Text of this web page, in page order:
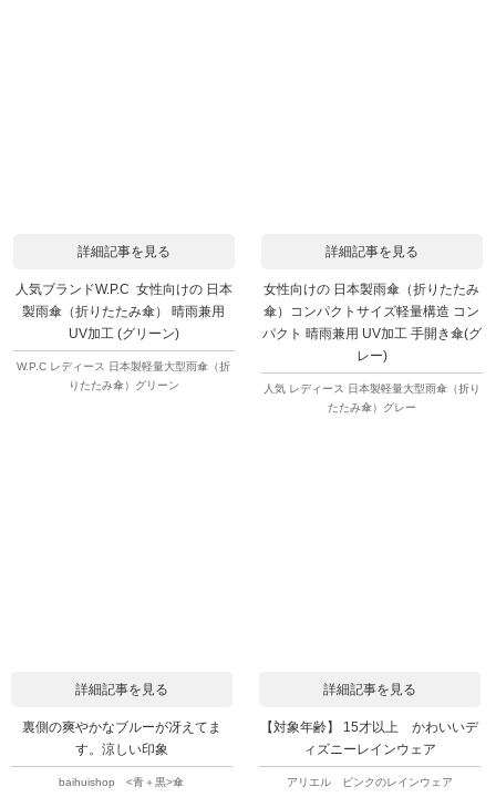
詳細記事を見る
人気ブランドW.P.C 女性向けの 日本
製雨傘（折りたたみ傘） 晴雨兼用
UV加工 (グリーン)
W.P.C レディース 日本製軽量大型雨傘（折
りたたみ傘）グリーン
詳細記事を見る
女性向けの 日本製雨傘（折りたたみ
傘）コンパクトサイズ軽量構造 コン
パクト 晴雨兼用 UV加工 手開き傘(グ
レー)
人気 レディース 日本製軽量大型雨傘（折り
たたみ傘）グレー
詳細記事を見る
裏側の爽やかなブルーが冴えてま
す。涼しい印象
baihuishop <青＋黒>傘
詳細記事を見る
【対象年齢】 15才以上 かわいいデ
ィズニーレインウェア
アリエル ピンクのレインウェア